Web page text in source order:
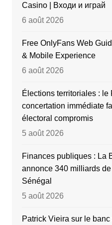
Casino | Входи и играй
6 août 2026
Free OnlyFans Web
& Mobile Experience
6 août 2026
Élections territoriales : le
concertation immédiate
électoral compromis
5 août 2026
Finances publiques : La
annonce 340 milliards
Sénégal
5 août 2026
Patrick Vieira sur le